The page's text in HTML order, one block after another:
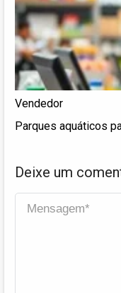
Vendedor
Parques aquáticos
Deixe um